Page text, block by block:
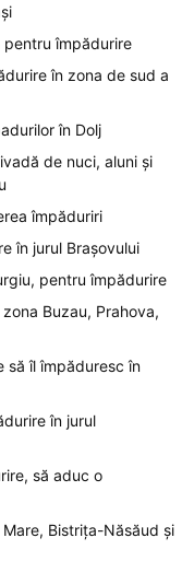
pentru împădurire
în zona de sud a
în Dolj
de nuci, aluni și
împăduriri
în jurul Brașovului
pentru împădurire
Buzau, Prahova,
să îl împăduresc în
în jurul
să aduc o
Bistrița-Năsăud și